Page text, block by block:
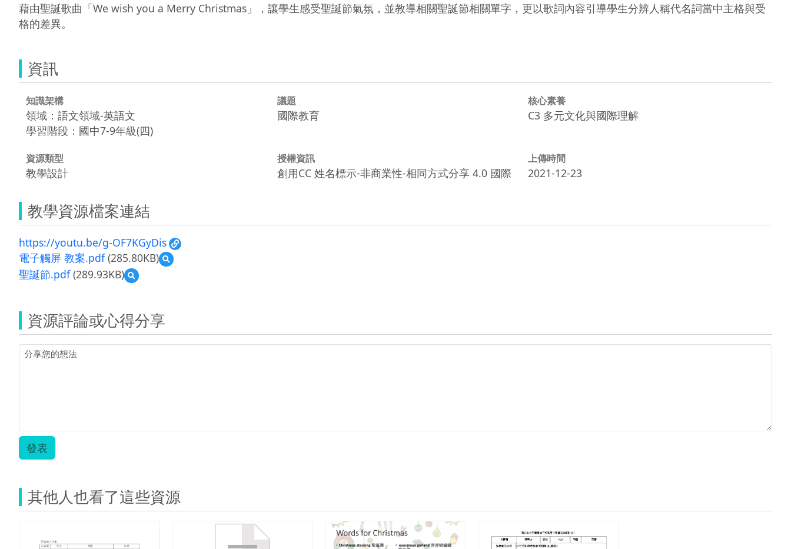
藉由聖誕歌曲「We wish you a Merry Christmas」，讓學生感受聖誕節氣氛，並教導相關聖誕節相關單字，更以歌詞內容引導學生分辨人稱代名詞當中主格與受
格的差異。
資訊
知識架構
領域：語文領域-英語文
學習階段：國中7-9年級(四)
議題
國際教育
核心素養
C3 多元文化與國際理解
資源類型
教學設計
授權資訊
創用CC 姓名標示-非商業性-相同方式分享 4.0 國際
上傳時間
2021-12-23
教學資源檔案連結
https://youtu.be/g-OF7KGyDis
電子觸屏 教案.pdf(285.80KB)
預
覽
案.pdf
聖誕節.pdf(289.93KB)
預
覽
節.pdf
資源評論或心得分享
發表
其他人也看了這些資源